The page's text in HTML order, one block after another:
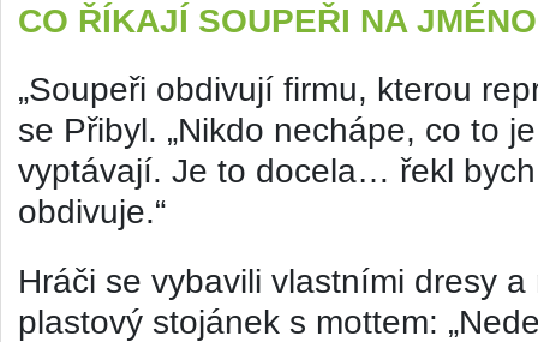
CO ŘÍKAJÍ SOUPEŘI NA
„Soupeři obdivují firmu, kterou
se Přibyl. „Nikdo nechápe, co to
vyptávají. Je to docela… řekl
obdivuje.“
Hráči se vybavili vlastními dresy
plastový stojánek s mottem: